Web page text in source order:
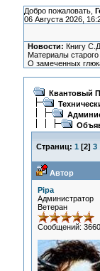
Добро пожаловать,
06 Августа 2026,
Новости: Книгу
Материалы
О замеченных
Квантовый
Страниц: 1 [2] 3
Автор
Pipa
Администратор
Ветеран
Сообщений: 3660